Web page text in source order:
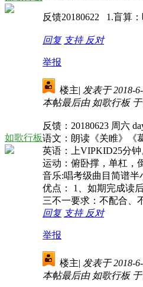
反馈20180622 1.盲算
回复 支持 反对
举报
如歌行板
楼主| 发表于 2018-
本帖最后由 如歌行板 于
反馈：20180623 周六
语文：朗读《关睢》《
英语：上VIPKID25分钟
运动：俯卧撑，单杠，
音乐:唱考级曲目简谱半
优点： 1、如期完成读
三不一要求：不配合、
回复 支持 反对
举报
楼主| 发表于 2018-
本帖最后由 如歌行板 于